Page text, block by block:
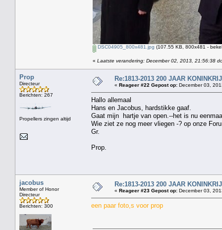
DSC04905_800x481.jpg (107.55 KB, 800x481 -
« Laatste verandering: December 02, 2013, 21:56:38
Prop
Directeur
Berichten: 267
Propellers zingen altijd
Re:1813-2013 200 JAAR
« Reageer #22 Gepost op: December 03,
Hallo allemaal
Hans en Jacobus, hardstikke gaaf.
Gaat mijn hartje van open.--het is nu
Wie ziet ze nog meer vliegen -? op onze
Gr.
Prop.
jacobus
Member of Honor
Directeur
Berichten: 300
Re:1813-2013 200 JAAR
« Reageer #23 Gepost op: December 03,
een paar foto,s voor prop